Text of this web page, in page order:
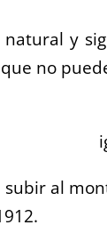
y
no
al